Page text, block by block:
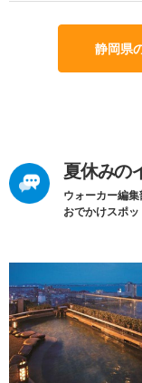
静岡県
夏休みの
ウォーカー編
おでかけスポッ